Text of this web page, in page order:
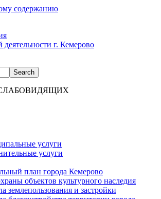
содержанию
деятельности г. Кемерово
Search
услуги
услуги
план города Кемерово
объектов культурного наследия
землепользования и застройки